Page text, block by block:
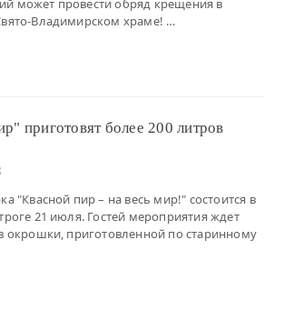
Владимирском храме! …
приготовят более 200 литров
"Квасной пир – на весь мир!" состоится в
21 июля. Гостей мероприятия ждет
окрошки, приготовленной по старинному